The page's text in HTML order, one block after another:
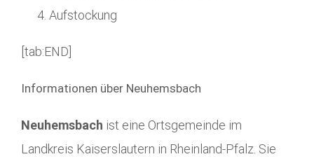
Aufstockung
[tab:END]
Informationen über Neuhemsbach
Neuhemsbach ist eine Ortsgemeinde im
Landkreis Kaiserslautern in Rheinland-Pfalz. Sie